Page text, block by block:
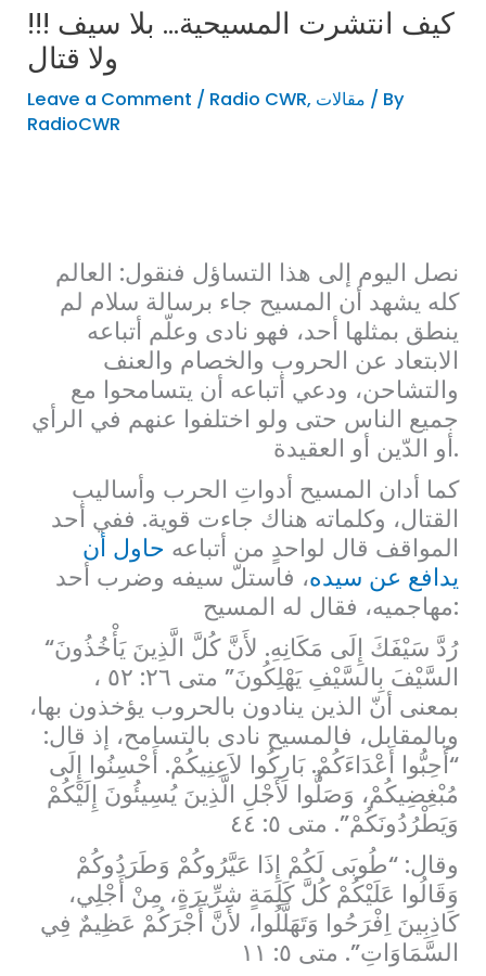
!!! كيف انتشرت المسيحية… بلا سيف
ولا قتال
Leave a Comment / Radio CWR, مقالات / By
RadioCWR
نصل اليوم إلى هذا التساؤل فنقول: العالم
كله يشهد أن المسيح جاء برسالة سلام لم
ينطق بمثلها أحد، فهو نادى وعلّم أتباعه
الابتعاد عن الحروب والخصام والعنف
والتشاحن، ودعي أتباعه أن يتسامحوا مع
جميع الناس حتى ولو اختلفوا عنهم في الرأي
أو الدّين أو العقيدة.
كما أدان المسيح أدواتِ الحرب وأساليب
القتال، وكلماته هناك جاءت قوية. ففي أحد
المواقف قال لواحدٍ من أتباعه حاول أن
يدافع عن سيده، فاستلّ سيفه وضرب أحد
مهاجميه، فقال له المسيح:
“رُدَّ سَيْفَكَ إِلَى مَكَانِهِ. لأَنَّ كُلَّ الَّذِينَ يَأْخُذُونَ
السَّيْفَ بِالسَّيْفِ يَهْلِكُونَ” متى ۲٦: ٥۲ ،
بمعنى أنّ الذين ينادون بالحروب يؤخذون بها،
وبالمقابل، فالمسيح نادى بالتسامح، إذ قال:
“أَحِبُّوا أَعْدَاءَكُمْ. بَارِكُوا لاَعِنِيكُمْ. أَحْسِنُوا إِلَى
مُبْغِضِيكُمْ، وَصَلُّوا لأَجْلِ الَّذِينَ يُسِيئُونَ إِلَيْكُمْ
وَيَطْرُدُونَكُمْ”. متى ٥: ٤٤
وقال: “طُوبَى لَكُمْ إِذَا عَيَّرُوكُمْ وَطَرَدُوكُمْ
وَقَالُوا عَلَيْكُمْ كُلَّ كَلِمَةٍ شِرِّيرَةٍ، مِنْ أَجْلِي،
كَاذِبِينَ اِفْرَحُوا وَتَهَلَّلُوا، لأَنَّ أَجْرَكُمْ عَظِيمٌ فِي
السَّمَاوَاتِ”. متى ٥: ۱۱